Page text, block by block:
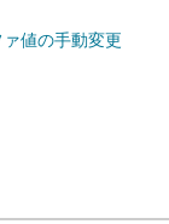
値の手動変更